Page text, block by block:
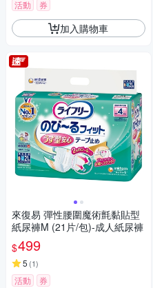
活動 券
加入購物車
來復易 彈性腰圍魔術氈黏貼型
紙尿褲M (21片/包)-成人紙尿褲
$499
5 (1)
活動 券